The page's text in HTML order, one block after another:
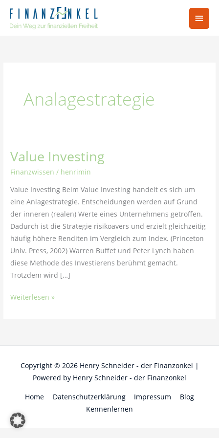
Inhalt
springen
Analagestrategie
Value Investing
Finanzwissen / henrimin
Value Investing Beim Value Investing handelt es sich um
eine Anlagestrategie. Entscheidungen werden auf Grund
der inneren (realen) Werte eines Unternehmens getroffen.
Dadurch ist die Strategie risikoavers und erzielt gleichzeitig
häufig höhere Renditen im Vergleich zum Index. (Princeton
Univ. Press, 2002) Warren Buffet und Peter Lynch haben
diese Methode des Investierens berühmt gemacht.
Trotzdem wird […]
Value
Weiterlesen »
Copyright © 2026 Henry Schneider - der Finanzonkel |
Powered by Henry Schneider - der Finanzonkel
Home Datenschutzerklärung Impressum
Blog
Kennenlernen